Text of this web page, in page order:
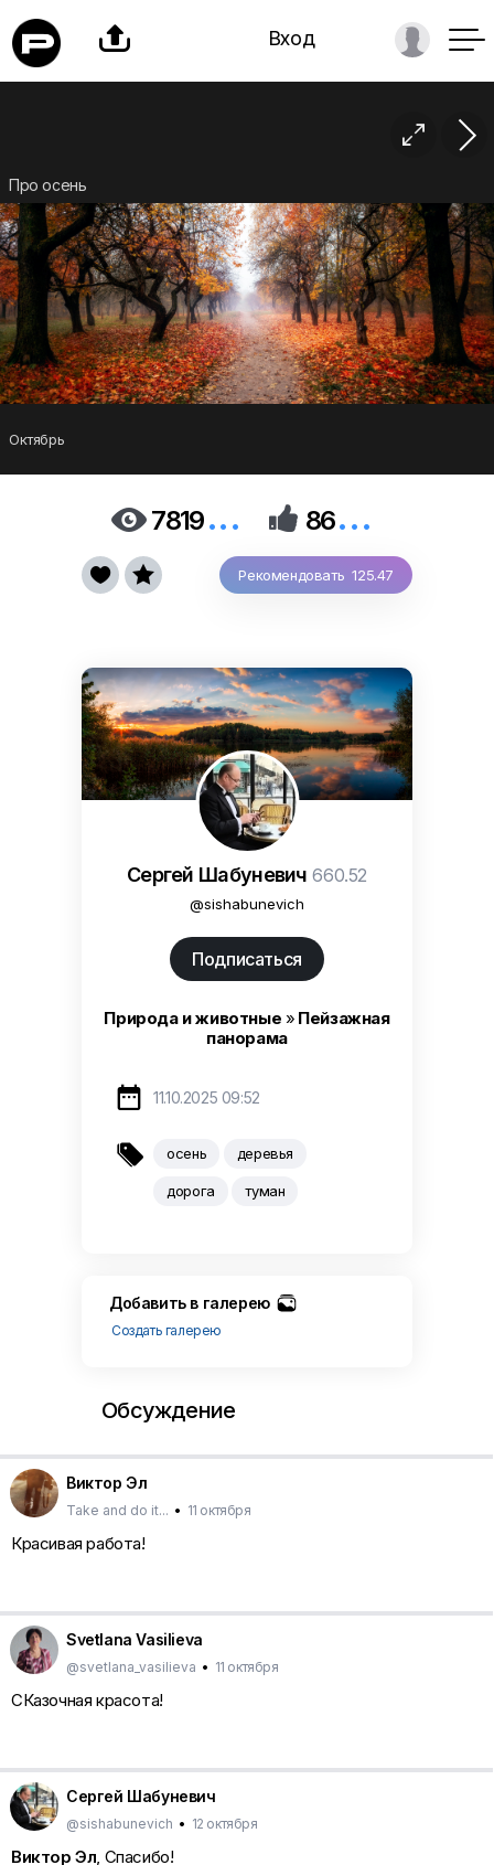
 Вход

Про осень
Октябрь
7819...  86...
Рекомендовать 125.47
 
Сергей Шабуневич 660.52
@sishabunevich
Подписаться
Природа и животные » Пейзажная
панорама
 11.10.2025 09:52
 осень деревья
дорога туман
Добавить в галерею
Создать галерею
Обсуждение
Виктор Эл
Take and do it... • 11 октября
Красивая работа!
Svetlana Vasilieva
@svetlana_vasilieva • 11 октября
СКазочная красота!
Сергей Шабуневич
@sishabunevich • 12 октября
Виктор Эл , Спасибо!